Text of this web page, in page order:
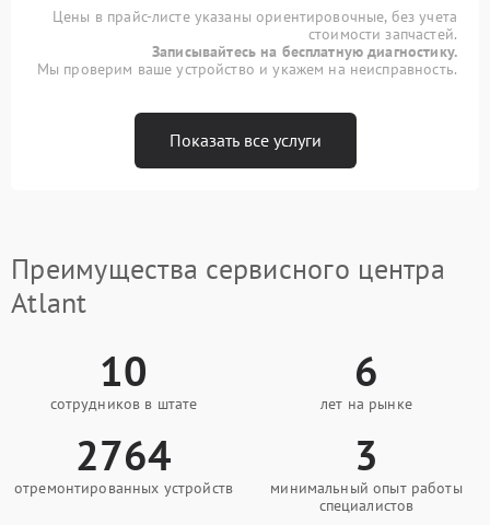
Цены в прайс-листе указаны ориентировочные, без учета
стоимости запчастей.
Записывайтесь на бесплатную диагностику.
Мы проверим ваше устройство и укажем на неисправность.
Показать все услуги
Преимущества сервисного центра
Atlant
10
сотрудников в штате
6
лет на рынке
2764
отремонтированных устройств
3
минимальный опыт работы
специалистов